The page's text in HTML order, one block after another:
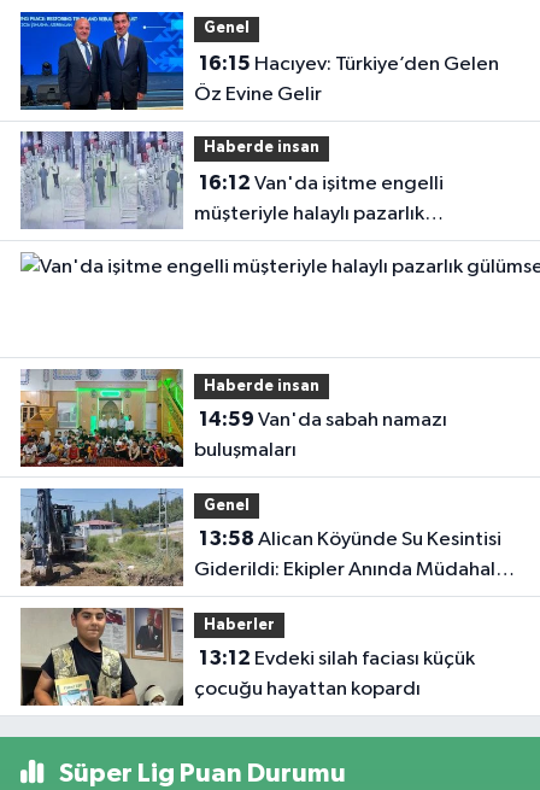
Genel
16:15
Öz Evine Gelir
Haberde insan
16:12
müşteriyle halaylı pazarlık
gülümsetti
Haberde insan
14:59
buluşmaları
Genel
13:58
Giderildi: Ekipler Anında Müdahale
Etti
Haberler
13:12
çocuğu hayattan kopardı
Süper Lig Puan Durumu